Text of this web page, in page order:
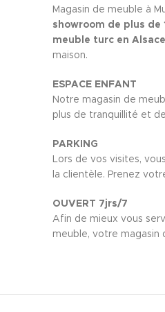
Magasin de meuble à
showroom de plus de
meuble turc en Alsace
maison.
ESPACE ENFANT
Notre magasin de
plus de tranquillité et
PARKING
Lors de vos visites,
la clientèle. Prenez
OUVERT 7jrs/7
Afin de mieux vous
meuble, votre magasin